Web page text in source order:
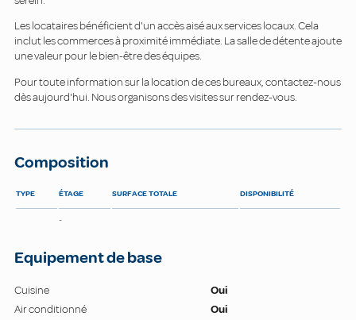
Les locataires bénéficient d'un accès aisé aux services locaux. Cela
inclut les commerces à proximité immédiate. La salle de détente ajoute
une valeur pour le bien-être des équipes.
Pour toute information sur la location de ces bureaux, contactez-nous
dès aujourd'hui. Nous organisons des visites sur rendez-vous.
Composition
TYPE ÉTAGE SURFACE TOTALE DISPONIBILITÉ
-
Equipement de base
Cuisine
Oui
Air conditionné
Oui